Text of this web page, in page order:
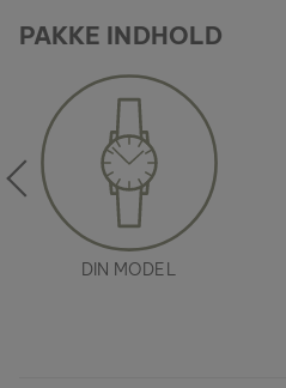
PAKKE INDHOLD
DIN MODEL